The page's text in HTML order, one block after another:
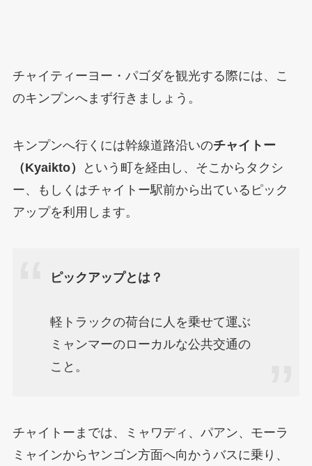
チャイティーヨー・パゴダを観光する際には、こ
のキンプンへまず行きましょう。
キンプンへ行くには幹線道路沿いのチャイトー
（Kyaikto）
という町を経由し、そこからタクシ
ー、もしくはチャイトー駅前から出ているピック
アップを利用します。
ピックアップとは？
軽トラックの荷台に人を乗せて運ぶ
ミャンマーのローカルな公共交通の
こと。
チャイトーまでは、ミャワディ、パアン、モーラ
ミャインからヤンゴン方面へ向かうバスに乗り、